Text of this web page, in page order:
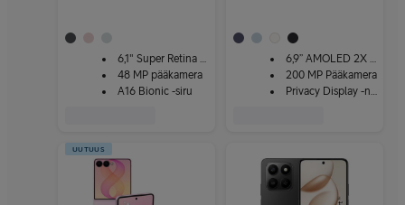
6,1" Super Retina XDR
48 MP pääkamera
A16 Bionic -siru
6,9” AMOLED 2X -näyttö
200 MP Pääkamera
Privacy Display -näyttö
UUTUUS